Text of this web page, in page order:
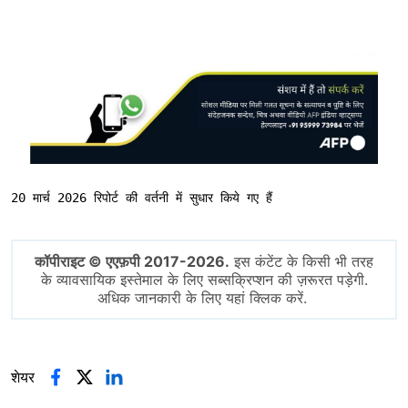
20 मार्च 2026 रिपोर्ट की वर्तनी में सुधार किये गए हैं
कॉपीराइट © एएफ़पी 2017-2026. इस कंटेंट के किसी भी तरह
के व्यावसायिक इस्तेमाल के लिए सब्सक्रिप्शन की ज़रूरत पड़ेगी.
अधिक जानकारी के लिए यहां क्लिक करें.
शेयर